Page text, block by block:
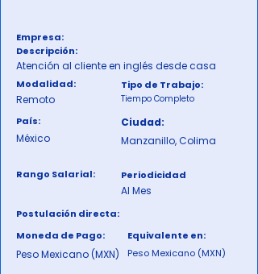
Empresa:
Descripción:
Atención al cliente en inglés desde casa
Modalidad:
Remoto
Tipo de Trabajo:
Tiempo Completo
País:
Ciudad:
México
Manzanillo, Colima
Rango Salarial: Periodicidad
Al Mes
Postulación directa:
Moneda de Pago:
Equivalente en:
Peso Mexicano (MXN) Peso Mexicano (MXN)